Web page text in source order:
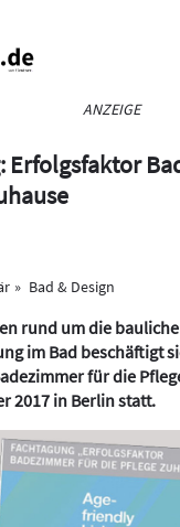
ANZEIGE
Erfolgsfaktor
Bad & Design
rund um die
im Bad beschäftigt
für die
2017 in Berlin statt.